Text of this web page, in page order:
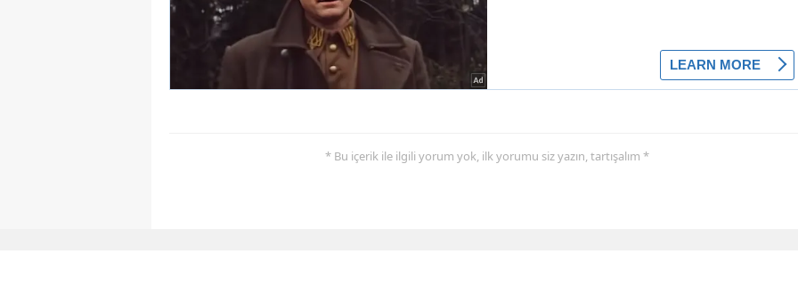
* Bu içerik ile ilgili yorum yok, ilk yorumu siz yazın, tartışalım *